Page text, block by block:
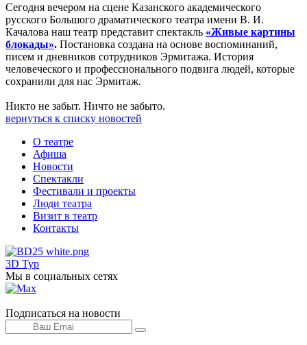
Сегодня вечером на сцене Казанского академического
русского Большого драматического театра имени В. И.
Качалова наш театр представит спектакль «Живые картины
блокады». Постановка создана на основе воспоминаний,
писем и дневников сотрудников Эрмитажа. История
человеческого и профессионального подвига людей, которые
сохранили для нас Эрмитаж.
Никто не забыт. Ничто не забыто.
вернуться к списку новостей
О театре
Афиша
Новости
Спектакли
Фестивали и проекты
Люди театра
Визит в театр
Контакты
3D Тур
Мы в социальных сетях
Подписаться на новости